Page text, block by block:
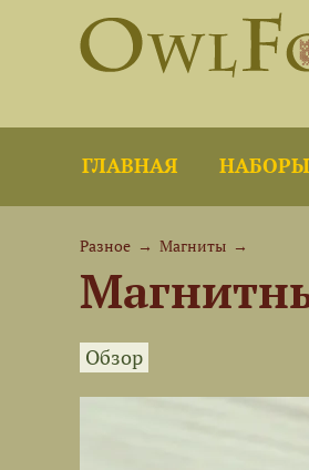
ГЛАВНАЯ НАБОРЫ
Разное → Магниты →
Обзор